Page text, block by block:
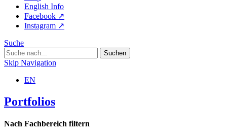
English Info
Facebook ↗︎
Instagram ↗︎
Suche
Skip Navigation
EN
Portfolios
Nach Fachbereich filtern